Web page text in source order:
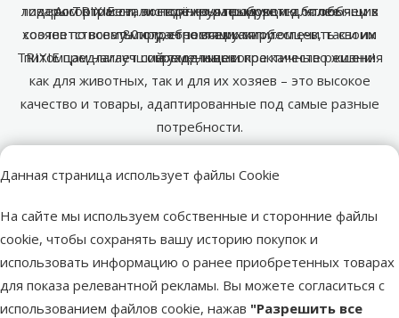
Данная страница использует файлы Cookie
На сайте мы используем собственные и сторонние файлы
cookie, чтобы сохранять вашу историю покупок и
использовать информацию о ранее приобретенных товарах
для показа релевантной рекламы. Вы можете согласиться с
использованием файлов cookie, нажав "Разрешить все
лидером отрасли, экспортируя продукцию более чем в
80 стран по всему миру.
TRIXIE предлагает современные и практичные решения
как для животных, так и для их хозяев – это высокое
качество и товары, адаптированные под самые разные
потребности.
Ассортимент постоянно расширяется, чтобы
соответствовать потребностям как питомцев, так и их
владельцев.
товары TRIXIE стали надёжным выбором для любящих
хозяев по всему миру, стремящихся обеспечить своим
питомцам наилучший уход и высокое качество жизни!
Ножницы для стрижки когтей – KAY Claw
Clippers, XS
Оценка 0%
Цена
3,99 €